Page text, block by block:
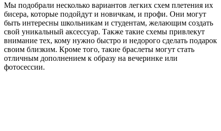
Мы подобрали несколько вариантов легких схем плетения их
бисера, которые подойдут и новичкам, и профи. Они могут
быть интересны школьникам и студентам, желающим создать
свой уникальный аксессуар. Также такие схемы привлекут
внимание тех, кому нужно быстро и недорого сделать подарок
своим близким. Кроме того, такие браслеты могут стать
отличным дополнением к образу на вечеринке или
фотосессии.